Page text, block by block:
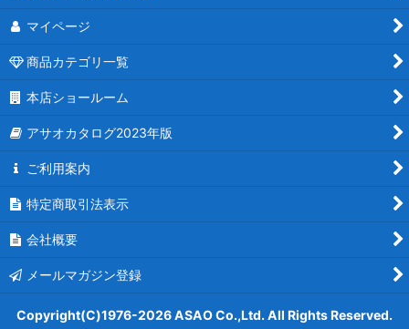
マイページ
商品カテゴリ一覧
本店ショールーム
アサオカタログ2023年版
ご利用案内
特定商取引法表示
会社概要
メールマガジン登録
Copyright(C)1976-2026 ASAO Co.,Ltd. All Rights Reserved.